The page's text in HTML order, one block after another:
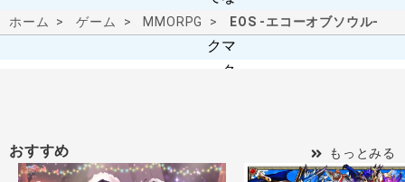
ホーム ゲーム MMORPG EOS -エコーオブソウル-
おすすめ もっとみる